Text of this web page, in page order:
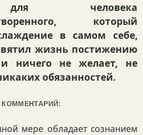
человека
который
в самом себе,
жизнь постижению
ничего не желает, не
обязанностей.
КОММЕНТАРИЙ:
мере обладает сознанием